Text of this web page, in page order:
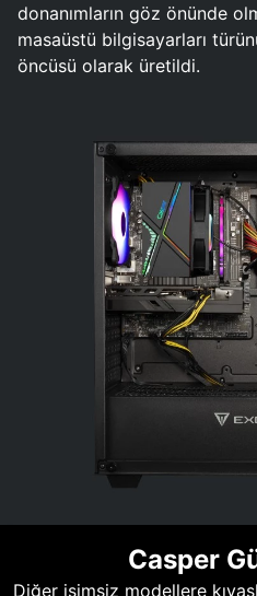
donanımların göz önünde
masaüstü bilgisayarları
öncüsü olarak üretildi.
Casper
Diğer isimsiz modellere